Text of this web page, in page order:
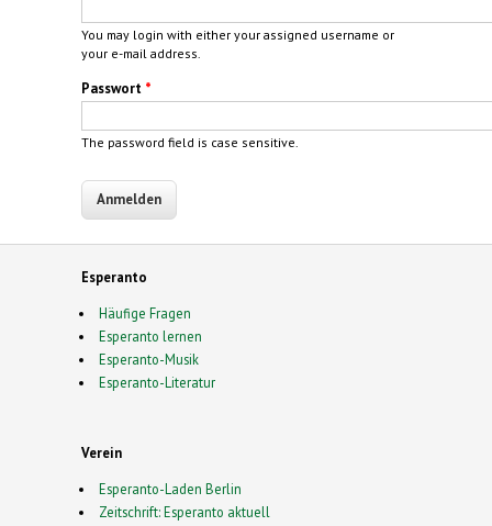
You may login with either your assigned username or
your e-mail address.
Passwort *
The password field is case sensitive.
Esperanto
Häufige Fragen
Esperanto lernen
Esperanto-Musik
Esperanto-Literatur
Verein
Esperanto-Laden Berlin
Zeitschrift: Esperanto aktuell